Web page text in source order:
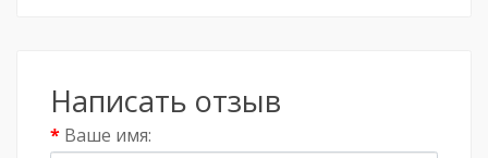
Написать отзыв
Ваше имя: